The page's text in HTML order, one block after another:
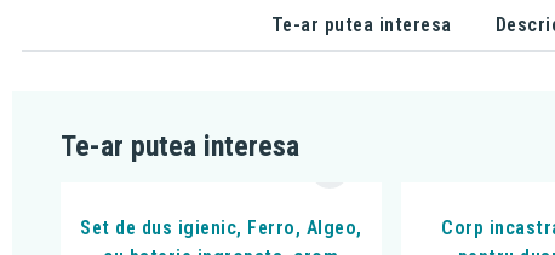
Te-ar putea interesa
Te-ar putea interesa
Set de dus igienic, Ferro, Algeo,
Corp